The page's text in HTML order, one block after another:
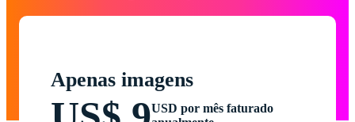
Apenas imagens
USD por mês faturado